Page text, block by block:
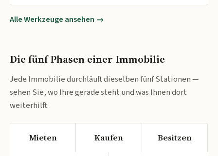
Alle Werkzeuge ansehen →
Die fünf Phasen einer Immobilie
Jede Immobilie durchläuft dieselben fünf Stationen —
sehen Sie, wo Ihre gerade steht und was Ihnen dort
weiterhilft.
Mieten Kaufen Besitzen